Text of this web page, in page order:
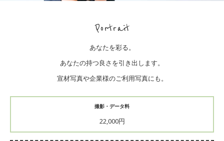
Portrait
あなたを彩る。
あなたの持つ良さを引き出します。
宣材写真や企業様のご利用写真にも。
撮影・データ料
22,000円